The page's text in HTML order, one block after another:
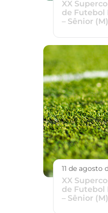
XX
de Futebol
– Sênior (M)
11 de agosto
XX
de Futebol
– Sênior (M)